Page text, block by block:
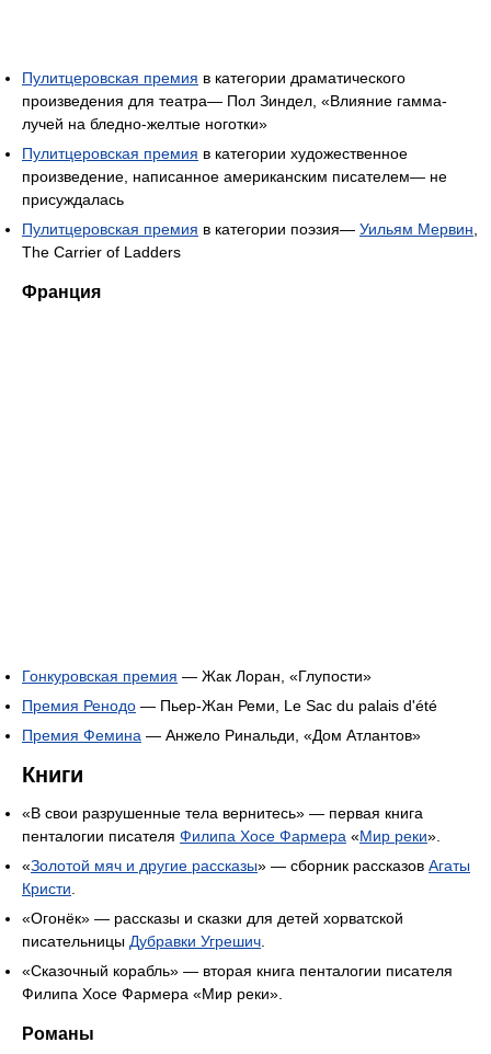
Пулитцеровская премия в категории драматического
произведения для театра— Пол Зиндел, «Влияние гамма-
лучей на бледно-желтые ноготки»
Пулитцеровская премия в категории художественное
произведение, написанное американским писателем— не
присуждалась
Пулитцеровская премия в категории поэзия— Уильям Мервин
The Carrier of Ladders
Франция
Гонкуровская премия — Жак Лоран, «Глупости»
Премия Ренодо — Пьер-Жан Реми, Le Sac du palais d'été
Премия Фемина — Анжело Ринальди, «Дом Атлантов»
Книги
«В свои разрушенные тела вернитесь» — первая книга
пенталогии писателя Филипа Хосе Фармера «Мир реки».
«Золотой мяч и другие рассказы» — сборник рассказов Агаты
Кристи
«Огонёк» — рассказы и сказки для детей хорватской
писательницы Дубравки Угрешич
«Сказочный корабль» — вторая книга пенталогии писателя
Филипа Хосе Фармера «Мир реки».
Романы